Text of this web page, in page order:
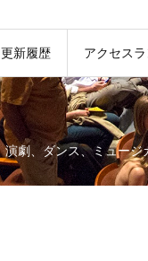
更新履歴 アクセス
演劇、ダンス、ミュー